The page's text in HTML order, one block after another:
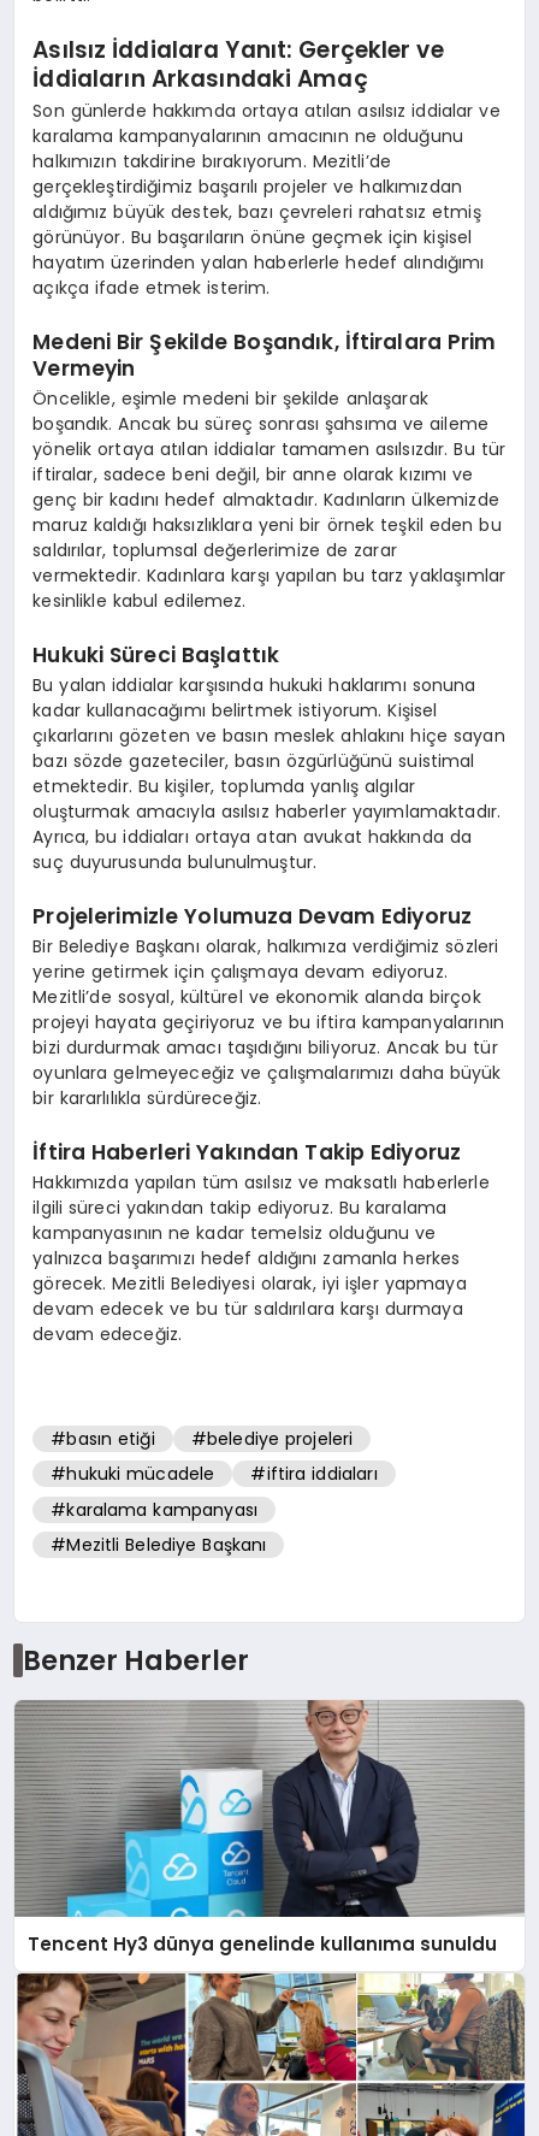
Asılsız İddialara Yanıt: Gerçekler ve
İddiaların Arkasındaki Amaç
Son günlerde hakkımda ortaya atılan asılsız iddialar ve
karalama kampanyalarının amacının ne olduğunu
halkımızın takdirine bırakıyorum. Mezitli’de
gerçekleştirdiğimiz başarılı projeler ve halkımızdan
aldığımız büyük destek, bazı çevreleri rahatsız etmiş
görünüyor. Bu başarıların önüne geçmek için kişisel
hayatım üzerinden yalan haberlerle hedef alındığımı
açıkça ifade etmek isterim.
Medeni Bir Şekilde Boşandık, İftiralara Prim
Vermeyin
Öncelikle, eşimle medeni bir şekilde anlaşarak
boşandık. Ancak bu süreç sonrası şahsıma ve aileme
yönelik ortaya atılan iddialar tamamen asılsızdır. Bu tür
iftiralar, sadece beni değil, bir anne olarak kızımı ve
genç bir kadını hedef almaktadır. Kadınların ülkemizde
maruz kaldığı haksızlıklara yeni bir örnek teşkil eden bu
saldırılar, toplumsal değerlerimize de zarar
vermektedir. Kadınlara karşı yapılan bu tarz yaklaşımlar
kesinlikle kabul edilemez.
Hukuki Süreci Başlattık
Bu yalan iddialar karşısında hukuki haklarımı sonuna
kadar kullanacağımı belirtmek istiyorum. Kişisel
çıkarlarını gözeten ve basın meslek ahlakını hiçe sayan
bazı sözde gazeteciler, basın özgürlüğünü suistimal
etmektedir. Bu kişiler, toplumda yanlış algılar
oluşturmak amacıyla asılsız haberler yayımlamaktadır.
Ayrıca, bu iddiaları ortaya atan avukat hakkında da
suç duyurusunda bulunulmuştur.
Projelerimizle Yolumuza Devam Ediyoruz
Bir Belediye Başkanı olarak, halkımıza verdiğimiz sözleri
yerine getirmek için çalışmaya devam ediyoruz.
Mezitli’de sosyal, kültürel ve ekonomik alanda birçok
projeyi hayata geçiriyoruz ve bu iftira kampanyalarının
bizi durdurmak amacı taşıdığını biliyoruz. Ancak bu tür
oyunlara gelmeyeceğiz ve çalışmalarımızı daha büyük
bir kararlılıkla sürdüreceğiz.
İftira Haberleri Yakından Takip Ediyoruz
Hakkımızda yapılan tüm asılsız ve maksatlı haberlerle
ilgili süreci yakından takip ediyoruz. Bu karalama
kampanyasının ne kadar temelsiz olduğunu ve
yalnızca başarımızı hedef aldığını zamanla herkes
görecek. Mezitli Belediyesi olarak, iyi işler yapmaya
devam edecek ve bu tür saldırılara karşı durmaya
devam edeceğiz.
#basın etiği
#belediye projeleri
#hukuki mücadele
#iftira iddiaları
#karalama kampanyası
#Mezitli Belediye Başkanı
Benzer Haberler
Tencent Hy3 dünya genelinde kullanıma sunuldu